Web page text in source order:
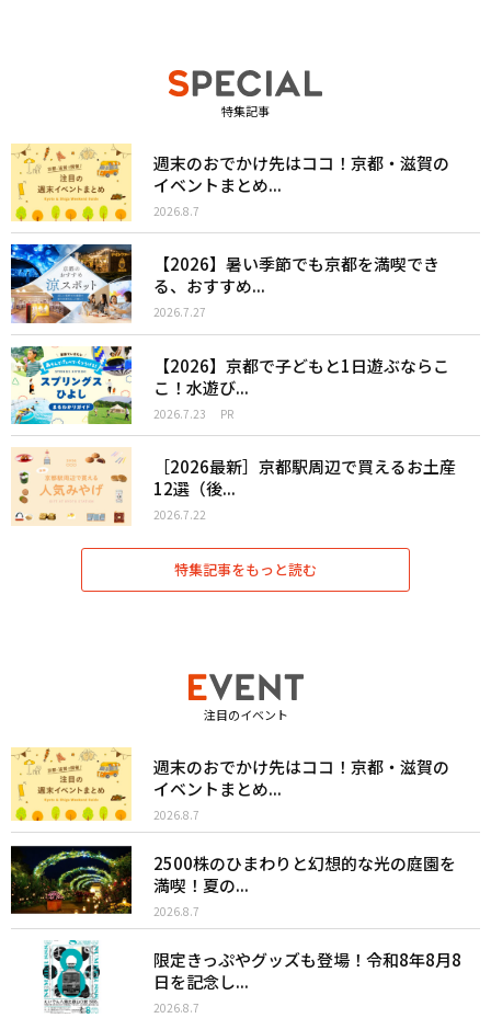
特集記事
週末のおでかけ先はココ！京都・滋賀の
イベントまとめ...
2026.8.7
【2026】暑い季節でも京都を満喫でき
る、おすすめ...
2026.7.27
【2026】京都で子どもと1日遊ぶならこ
こ！水遊び...
2026.7.23 PR
［2026最新］京都駅周辺で買えるお土産
12選（後...
2026.7.22
特集記事をもっと読む
注目のイベント
週末のおでかけ先はココ！京都・滋賀の
イベントまとめ...
2026.8.7
2500株のひまわりと幻想的な光の庭園を
満喫！夏の...
2026.8.7
限定きっぷやグッズも登場！令和8年8月8
日を記念し...
2026.8.7